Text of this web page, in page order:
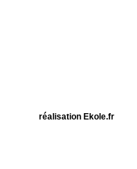
réalisation Ekole.fr